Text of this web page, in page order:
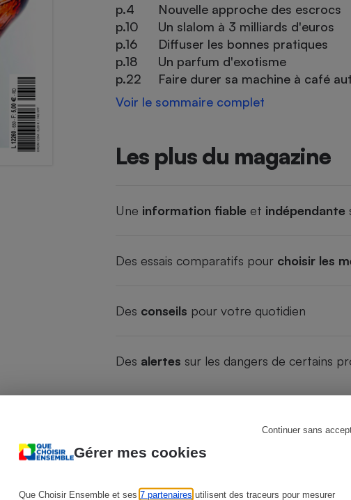
Gérer mes cookies
Que Choisir Ensemble et ses 7 partenaires utilisent des traceurs pour mesurer
Continuer sans
p.4
Nouvelle approche des escrocs
p.10
Un slalom à 3 milliards d'euros
p.16
Diffuser les bonnes pratiques
p.18
Un parfum d'exotisme
p.22
Faire durer sa machine à café
Voir le sommaire complet
Les plus du magazine
Une information fiable et indépendante
Des essais comparatifs pour choisir les
Des conseils pour votre quotidien
Des alertes sur les dangers de certains
numéros Que Choisir